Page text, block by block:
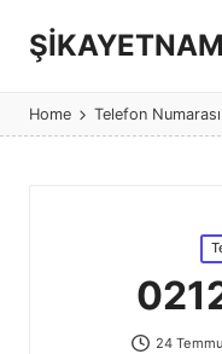
ve
şikayet
Home Telefon Numarası
24